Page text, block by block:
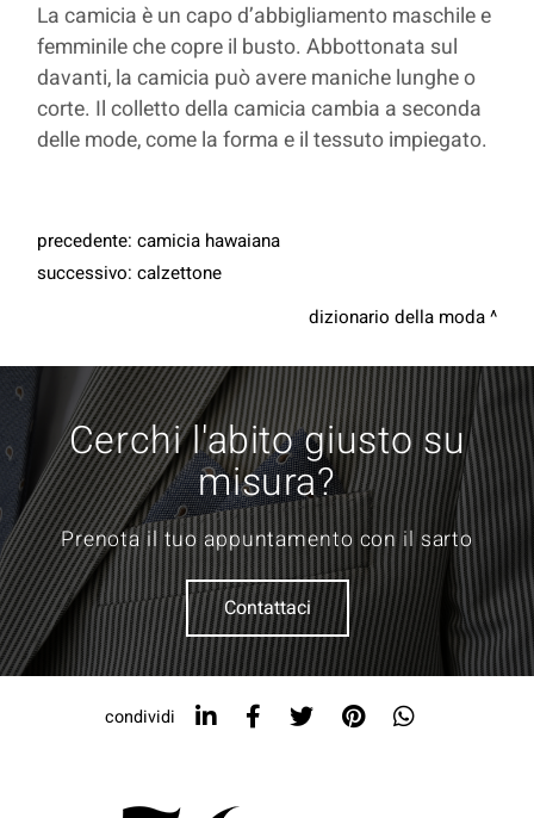
La camicia è un capo d’abbigliamento maschile e
femminile che copre il busto. Abbottonata sul
davanti, la camicia può avere maniche lunghe o
corte. Il colletto della camicia cambia a seconda
delle mode, come la forma e il tessuto impiegato.
precedente:camicia hawaiana
successivo:calzettone
dizionario della moda
Cerchi l'abito giusto su
misura?
Prenota il tuo appuntamento con il sarto
Contattaci
condividi